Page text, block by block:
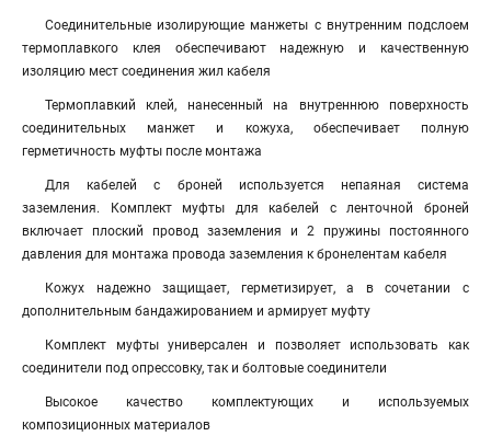
Соединительные изолирующие манжеты с внутренним подслоем
термоплавкого клея обеспечивают надежную и качественную
изоляцию мест соединения жил кабеля
Термоплавкий клей, нанесенный на внутреннюю поверхность
соединительных манжет и кожуха, обеспечивает полную
герметичность муфты после монтажа
Для кабелей с броней используется непаяная система
заземления. Комплект муфты для кабелей с ленточной броней
включает плоский провод заземления и 2 пружины постоянного
давления для монтажа провода заземления к бронелентам кабеля
Кожух надежно защищает, герметизирует, а в сочетании с
дополнительным бандажированием и армирует муфту
Комплект муфты универсален и позволяет использовать как
соединители под опрессовку, так и болтовые соединители
Высокое качество комплектующих и используемых
композиционных материалов